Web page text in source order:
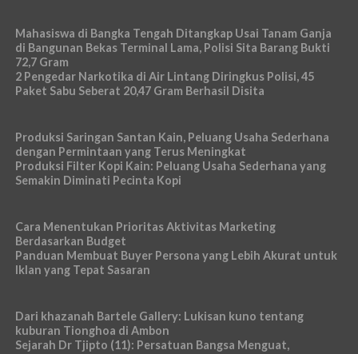
Mahasiswa di Bangka Tengah Ditangkap Usai Tanam Ganja
di Bangunan Bekas Terminal Lama, Polisi Sita Barang Bukti
72,7 Gram
2 Pengedar Narkotika di Air Lintang Diringkus Polisi, 45
Paket Sabu Seberat 20,47 Gram Berhasil Disita
Produksi Saringan Santan Kain, Peluang Usaha Sederhana
dengan Permintaan yang Terus Meningkat
Produksi Filter Kopi Kain: Peluang Usaha Sederhana yang
Semakin Diminati Pecinta Kopi
Cara Menentukan Prioritas Aktivitas Marketing
Berdasarkan Budget
Panduan Membuat Buyer Persona yang Lebih Akurat untuk
Iklan yang Tepat Sasaran
Dari khazanah Bartele Gallery: Lukisan kuno tentang
kuburan Tionghoa di Ambon
Sejarah Dr Tjipto (11): Persatuan Bangsa Menguat,